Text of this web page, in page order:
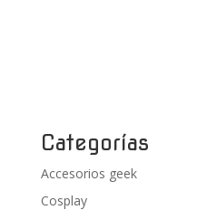
Categorías
Accesorios geek
Cosplay